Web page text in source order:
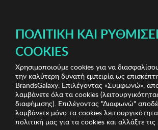
Bags & Wallets Shop Ανδρικά
Πορτοφόλι Garbalia
Bags & Wallets Shop
ΠΟΛΙΤΙΚΉ ΚΑΙ
COOKIES
Χρησιμοποιούμε cookies για να
την καλύτερη δυνατή εμπειρία ως
BrandsGalaxy. Επιλέγοντας «Συμφωνώ»,
λαμβάνετε όλα τα cookies
διαφήμισης). Επιλέγοντας "Διαφωνώ"
λαμβάνετε μόνο τα cookies
πολιτική μας για τα cookies και αλλάξτε τις